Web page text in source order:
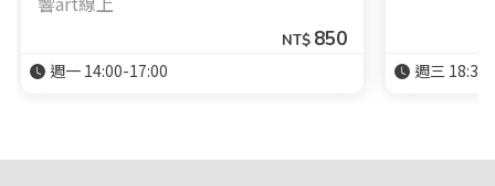
NT$ 850
週一 14:00-17:00 週三